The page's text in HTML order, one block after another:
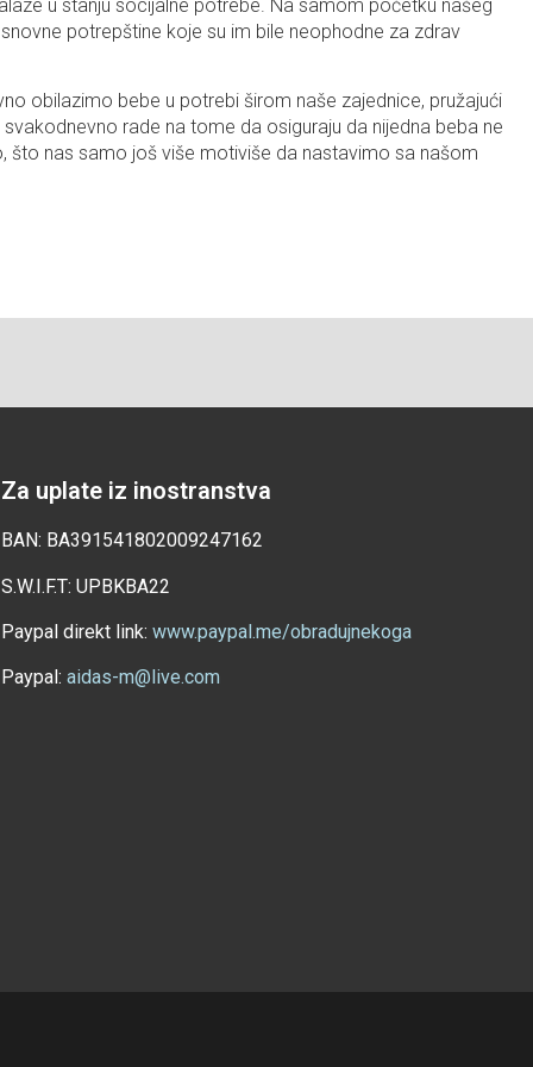
u stanju socijalne potrebe. Na samom početku našeg
potrepštine koje su im bile neophodne za zdrav
obilazimo bebe u potrebi širom naše zajednice, pružajući
rade na tome da osiguraju da nijedna beba ne
što nas samo još više motiviše da nastavimo sa našom
Za uplate iz inostranstva
BAN: BA391541802009247162
S.W.I.F.T: UPBKBA22
Paypal direkt link: www.paypal.me/obradujnekoga
Paypal: aidas-m@live.com